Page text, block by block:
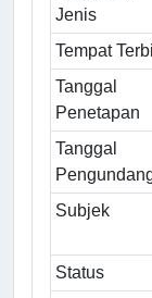
Jenis
Tempat
Tanggal
Penetapan
Tanggal
Subjek
Status